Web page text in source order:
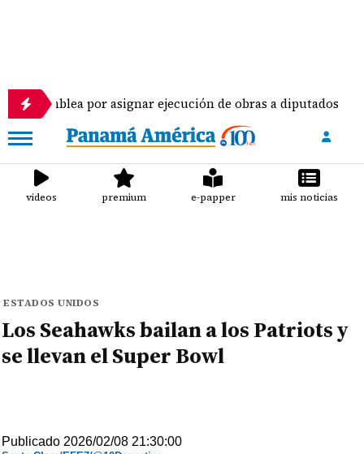
por asignar ejecución de obras a diputados
videos premium e-papper mis noticias
ESTADOS UNIDOS
Los Seahawks bailan a los Patriots y
se llevan el Super Bowl
Publicado 2026/02/08 21:30:00